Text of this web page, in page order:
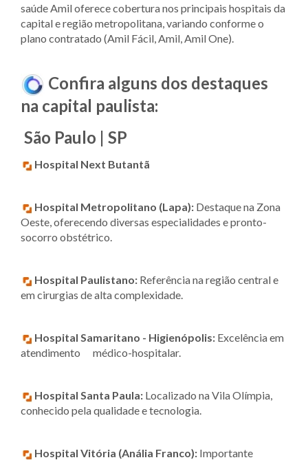
saúde Amil oferece cobertura nos principais hospitais da
capital e região metropolitana, variando conforme o
plano contratado (Amil Fácil, Amil, Amil One).
Confira alguns dos destaques
na capital paulista:
São Paulo | SP
Hospital Next Butantã
Hospital Metropolitano (Lapa): Destaque na Zona
Oeste, oferecendo diversas especialidades e pronto-
socorro obstétrico.
Hospital Paulistano: Referência na região central e
em cirurgias de alta complexidade.
Hospital Samaritano - Higienópolis: Excelência em
atendimento médico-hospitalar.
Hospital Santa Paula: Localizado na Vila Olímpia,
conhecido pela qualidade e tecnologia.
Hospital Vitória (Anália Franco): Importante